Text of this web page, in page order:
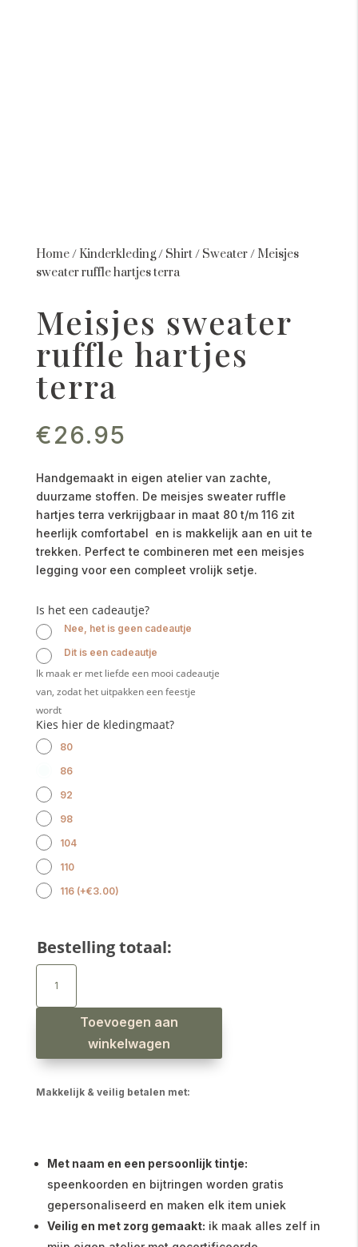
Home/ Kinderkleding/ Shirt/ Sweater/ Meisjes
sweater ruffle hartjes terra
Meisjes sweater
ruffle hartjes
terra
€26.95
Handgemaakt in eigen atelier van zachte,
duurzame stoffen. De meisjes sweater ruffle
hartjes terra verkrijgbaar in maat 80 t/m 116 zit
heerlijk comfortabel en is makkelijk aan en uit te
trekken. Perfect te combineren met een meisjes
legging voor een compleet vrolijk setje.
Is het een cadeautje?
Nee, het is geen cadeautje
Dit is een cadeautje
Ik maak er met liefde een mooi cadeautje
van, zodat het uitpakken een feestje
wordt
Kies hier de kledingmaat?
80
86
92
98
104
110
116 (+€3.00)
Bestelling totaal:
Meisjes
ruffle
terra
Toevoegen aan
winkelwagen
Makkelijk & veilig betalen met:
Met naam en een persoonlijk tintje:
speenkoorden en bijtringen worden gratis
gepersonaliseerd en maken elk item uniek
Veilig en met zorg gemaakt: ik maak alles zelf in